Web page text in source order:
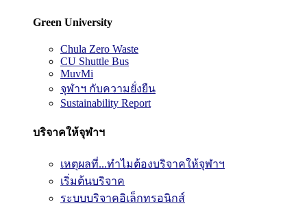
Green University
Chula Zero Waste
CU Shuttle Bus
MuvMi
จุฬาฯ กับความยั่งยืน
Sustainability Report
บริจาคให้จุฬาฯ
เหตุผลที่...ทำไมต้องบริจาคให้จุฬาฯ
เริ่มต้นบริจาค
ระบบบริจาคอิเล็กทรอนิกส์